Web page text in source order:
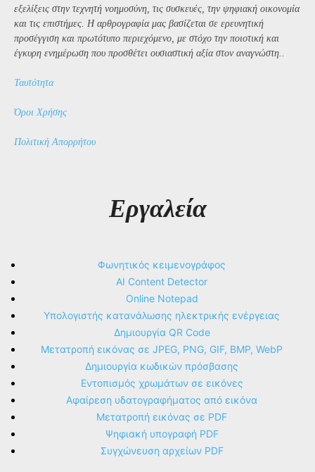
εξελίξεις στην τεχνητή νοημοσύνη, τις συσκευές, την ψηφιακή οικονομία
και τις επιστήμες. Η αρθρογραφία μας βασίζεται σε ερευνητική
προσέγγιση και πρωτότυπο περιεχόμενο, με στόχο την ποιοτική και
έγκυρη ενημέρωση που προσθέτει ουσιαστική αξία στον αναγνώστη..
Ταυτότητα
Όροι Χρήσης
Πολιτική Απορρήτου
Εργαλεία
Φωνητικός κειμενογράφος
AI Content Detector
Online Notepad
Υπολογιστής κατανάλωσης ηλεκτρικής ενέργειας
Δημιουργία QR Code
Μετατροπή εικόνας σε JPEG, PNG, GIF, BMP, WebP
Δημιουργία κωδικών πρόσβασης
Εντοπισμός χρωμάτων σε εικόνες
Αφαίρεση υδατογραφήματος από εικόνα
Μετατροπή εικόνας σε PDF
Ψηφιακή υπογραφή PDF
Συγχώνευση αρχείων PDF